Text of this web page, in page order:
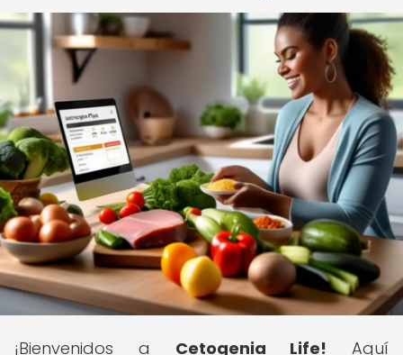
¡Bienvenidos a Cetogenia Life! Aquí